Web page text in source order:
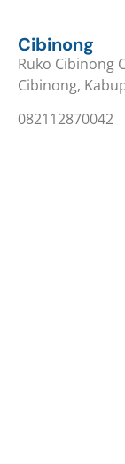
Cibinong
Ruko Cibinong
Cibinong,
082112870042